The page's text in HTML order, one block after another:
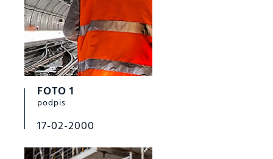
FOTO 1
podpis
17-02-2000